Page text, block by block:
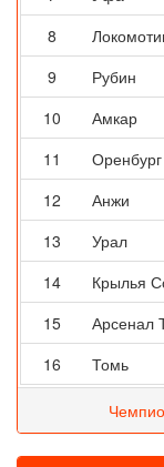
8
9
Рубин
10
Амкар
11
Оренбург
12
Анжи
13
Урал
14
Крылья
15
Арсенал
16
Томь